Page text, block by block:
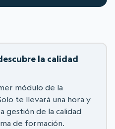
la calidad
módulo de la
te llevará una hora y
gestión de la calidad
de formación.